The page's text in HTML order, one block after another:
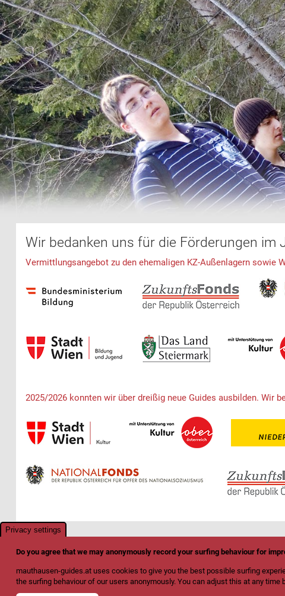
Wir bedanken uns für die Förderungen im
Vermittlungsangebot zu den ehemaligen KZ-Außenlagern sowie
2025/2026 konnten wir über dreißig neue Guides ausbilden. Wir
Privacy settings
Do you agree that we may anonymously record your surfing behaviour for
mauthausen-guides.at uses cookies to give you the best possible surfing
the surfing behaviour of our users anonymously. You can adjust this at any time